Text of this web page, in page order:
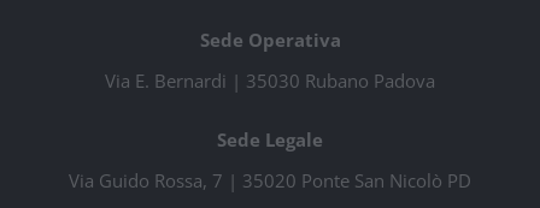
Sede Operativa
Via E. Bernardi | 35030 Rubano Padova
Sede Legale
Via Guido Rossa, 7 | 35020 Ponte San Nicolò PD